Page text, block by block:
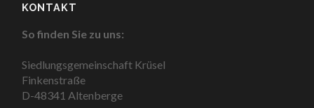
KONTAKT
So finden Sie zu uns:
Siedlungsgemeinschaft Krüsel
Finkenstraße
D-48341 Altenberge